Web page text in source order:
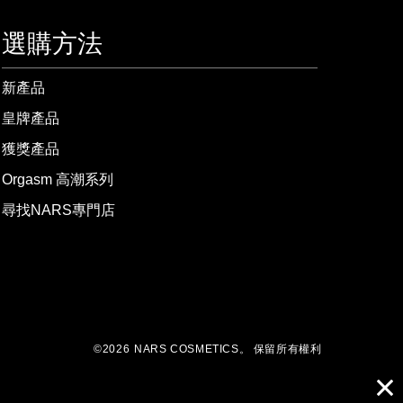
選購方法
新產品
皇牌產品
獲獎產品
Orgasm 高潮系列
尋找NARS專門店
©2026 NARS COSMETICS。 保留所有權利